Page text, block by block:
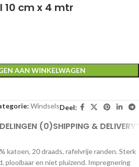
10 cm x 4 mtr
AAN WINKELWAGEN
WindselsDeel:
(0)SHIPPING & DELIVERY
katoen, 20 draads, rafelvrije randen. Sterk
plooibaar en niet pluizend. Impregnering